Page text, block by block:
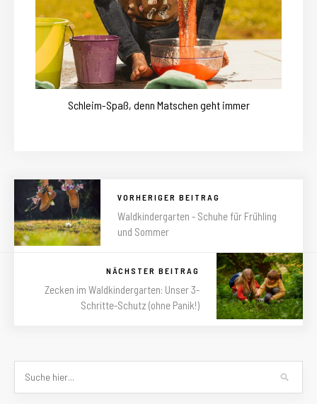
Schleim-Spaß, denn Matschen geht immer
VORHERIGER BEITRAG
Waldkindergarten - Schuhe für Frühling
und Sommer
NÄCHSTER BEITRAG
Zecken im Waldkindergarten: Unser 3-
Schritte-Schutz (ohne Panik!)